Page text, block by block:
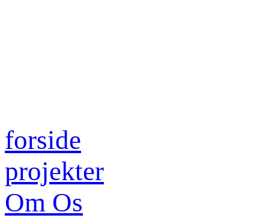
forside
projekter
Om Os